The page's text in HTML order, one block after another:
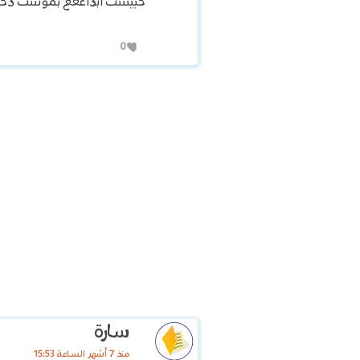
0
سارة
منذ 7 أشهر الساعة 15:53